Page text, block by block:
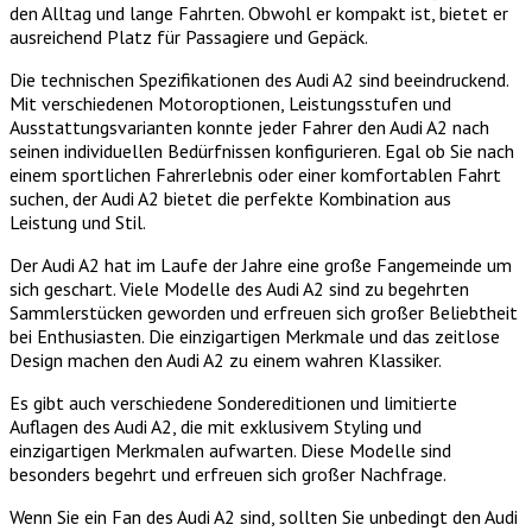
den Alltag und lange Fahrten. Obwohl er kompakt ist, bietet er
ausreichend Platz für Passagiere und Gepäck.
Die technischen Spezifikationen des Audi A2 sind beeindruckend.
Mit verschiedenen Motoroptionen, Leistungsstufen und
Ausstattungsvarianten konnte jeder Fahrer den Audi A2 nach
seinen individuellen Bedürfnissen konfigurieren. Egal ob Sie nach
einem sportlichen Fahrerlebnis oder einer komfortablen Fahrt
suchen, der Audi A2 bietet die perfekte Kombination aus
Leistung und Stil.
Der Audi A2 hat im Laufe der Jahre eine große Fangemeinde um
sich geschart. Viele Modelle des Audi A2 sind zu begehrten
Sammlerstücken geworden und erfreuen sich großer Beliebtheit
bei Enthusiasten. Die einzigartigen Merkmale und das zeitlose
Design machen den Audi A2 zu einem wahren Klassiker.
Es gibt auch verschiedene Sondereditionen und limitierte
Auflagen des Audi A2, die mit exklusivem Styling und
einzigartigen Merkmalen aufwarten. Diese Modelle sind
besonders begehrt und erfreuen sich großer Nachfrage.
Wenn Sie ein Fan des Audi A2 sind, sollten Sie unbedingt den Audi